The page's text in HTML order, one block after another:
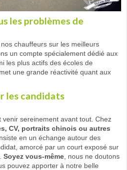
les problèmes de
chauffeurs sur les meilleurs
un compte spécialement dédié aux
les plus actifs des écoles de
une grande réactivité quant aux
les candidats
venir sereinement avant tout. Chez
CV, portraits chinois ou autres
en un échange autour des
amorcé par un court exposé sur
Soyez vous-même , nous ne doutons
pouvez apporter à notre belle